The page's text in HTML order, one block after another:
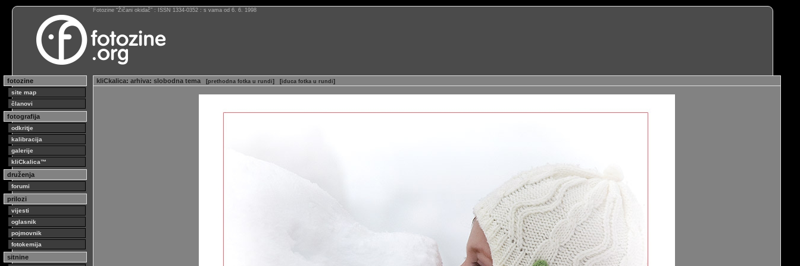
Fotozine “Žičani okidač” : ISSN 1334-0352 : s vama od 6. 6. 1998
fotozine
site map
članovi
fotografija
odkritje
kalibracija
galerije
kliCkalica™
druženja
forumi
prilozi
vijesti
oglasnik
pojmovnik
fotokemija
sitnine
kliCkalica: arhiva: slobodna tema [prethodna fotka u rundi] [iduca fotka u rundi]